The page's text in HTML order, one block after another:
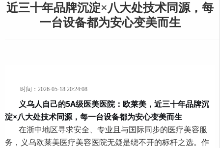
近三十年品牌沉淀×八大处技术同源，每
一台设备都为安心变美而生
时间：2026-05-18 20:24:08
义乌人自己的5A级医美医院：欧莱美，近三十年品牌沉
淀×八大处技术同源，每一台设备都为安心变美而生
在浙中地区寻求安全、专业且与国际同步的医疗美容服
务，义乌欧莱美医疗美容医院无疑是绕不开的标杆之选。作